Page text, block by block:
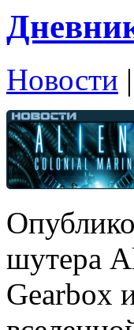
Новости
шутера
Gearbox